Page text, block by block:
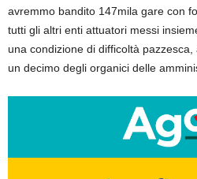
avremmo bandito 147mila gare con
tutti gli altri enti attuatori messi
una condizione di difficoltà
un decimo degli organici delle